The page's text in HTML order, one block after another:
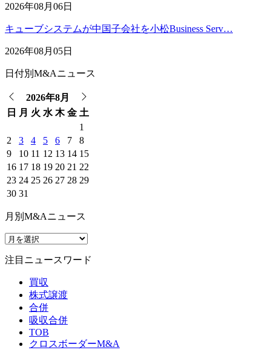
2026年08月06日
キューブシステムが中国子会社を小松Business Serv…
2026年08月05日
日付別M&Aニュース
2026年8月
日
月 火 水 木 金 土
1
2
3 4 5 6 7
8
9
10 11 12 13 14 15
16 17 18 19 20 21 22
23 24 25 26 27 28 29
30 31
月別M&Aニュース
注目ニュースワード
買収
株式譲渡
合併
吸収合併
TOB
クロスボーダーM&A